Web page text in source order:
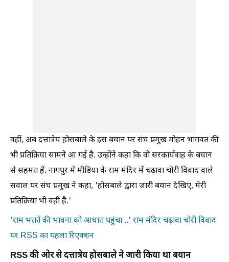
वहीं, अब दत्तात्रेय होसबाले के इस बयान पर संघ प्रमुख मोहन भागवत की
भी प्रतिक्रिया सामने आ गई है. उन्होंने कहा कि वो सरकार्यवाह के बयान
से सहमत हैं. नागपुर में मीडिया के राम मंदिर में चढ़ावा चोरी विवाद वाले
सवाल पर संघ प्रमुख ने कहा, 'होसबाले द्वारा जारी बयान देखिए, मेरी
प्रतिक्रिया भी वही है.'
'राम भक्तों की भावना को आघात पहुंचा ..' राम मंदिर चढ़ावा चोरी विवाद
पर RSS का पहला रिएक्शन
RSS की ओर से दत्तात्रेय होसबाले ने जारी किया था बयान